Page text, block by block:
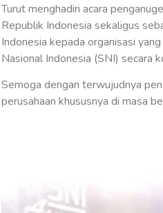
Turut menghadiri acara
Republik Indonesia sekaligus
Indonesia kepada organisasi
Nasional Indonesia (SNI) secara
Semoga dengan terwujudnya
perusahaan khususnya di masa